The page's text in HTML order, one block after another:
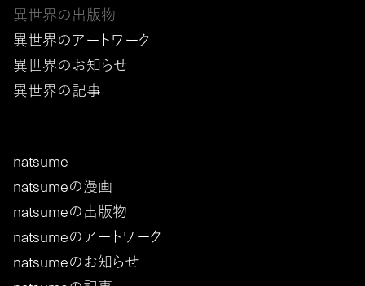
異世界の出版物
異世界のアートワーク
異世界のお知らせ
異世界の記事
natsume
natsumeの漫画
natsumeの出版物
natsumeのアートワーク
natsumeのお知らせ